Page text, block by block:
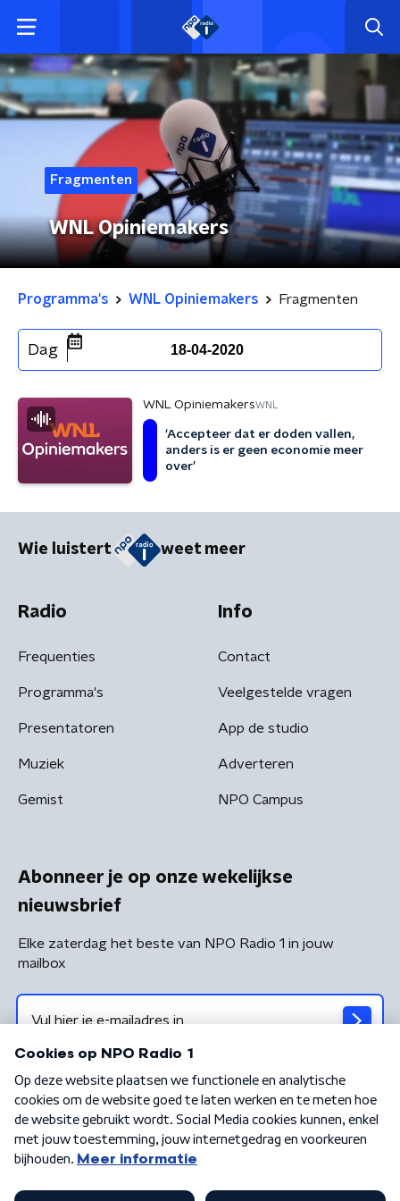
Fragmenten
WNL Opiniemakers
Programma's WNL Opiniemakers Fragmenten
Dag 18-04-2020
WNL OpiniemakersWNL
‘Accepteer dat er doden vallen,
anders is er geen economie meer
over’
Wie luistert weet meer
Radio
Frequenties
Programma's
Presentatoren
Muziek
Gemist
Info
Contact
Veelgestelde vragen
App de studio
Adverteren
NPO Campus
Abonneer je op onze wekelijkse
nieuwsbrief
Elke zaterdag het beste van NPO Radio 1 in jouw
mailbox
Algemene voorwaarden